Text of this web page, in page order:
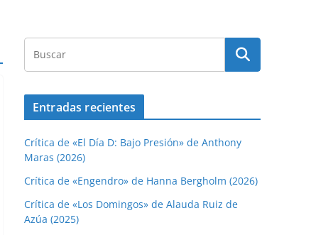
Entradas recientes
Crítica de «El Día D: Bajo Presión» de Anthony
Maras (2026)
Crítica de «Engendro» de Hanna Bergholm (2026)
Crítica de «Los Domingos» de Alauda Ruiz de
Azúa (2025)